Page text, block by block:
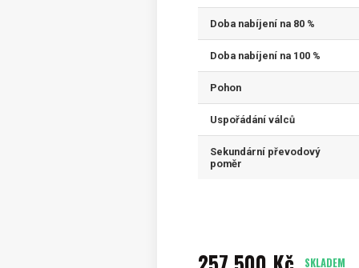
Doba nabíjení na 80 %
Doba nabíjení na 100 %
Pohon
Uspořádání válců
Sekundární převodový
poměr
SKLADEM